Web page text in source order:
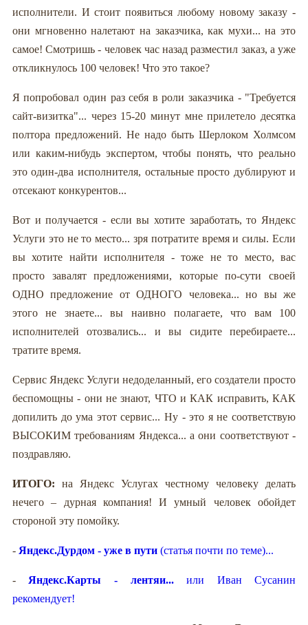
исполнители. И стоит появиться любому новому заказу -
они мгновенно налетают на заказчика, как мухи... на это
самое! Смотришь - человек час назад разместил заказ, а уже
откликнулось 100 человек! Что это такое?
Я попробовал один раз себя в роли заказчика - "Требуется
сайт-визитка"... через 15-20 минут мне прилетело десятка
полтора предложений. Не надо быть Шерлоком Холмсом
или каким-нибудь экспертом, чтобы понять, что реально
это один-два исполнителя, остальные просто дублируют и
отсекают конкурентов...
Вот и получается - если вы хотите заработать, то Яндекс
Услуги это не то место... зря потратите время и силы. Если
вы хотите найти исполнителя - тоже не то место, вас
просто завалят предложениями, которые по-сути своей
ОДНО предложение от ОДНОГО человека... но вы же
этого не знаете... вы наивно полагаете, что вам 100
исполнителей отозвались... и вы сидите перебираете...
тратите время.
Сервис Яндекс Услуги недоделанный, его создатели просто
беспомощны - они не знают, ЧТО и КАК исправить, КАК
допилить до ума этот сервис... Ну - это я не соответствую
ВЫСОКИМ требованиям Яндекса... а они соответствуют -
поздравляю.
ИТОГО: на Яндекс Услугах честному человеку делать
нечего – дурная компания! И умный человек обойдет
стороной эту помойку.
- Яндекс.Дурдом - уже в пути(статья почти по теме)...
- Яндекс.Карты - лентяи...или Иван Сусанин
рекомендует!